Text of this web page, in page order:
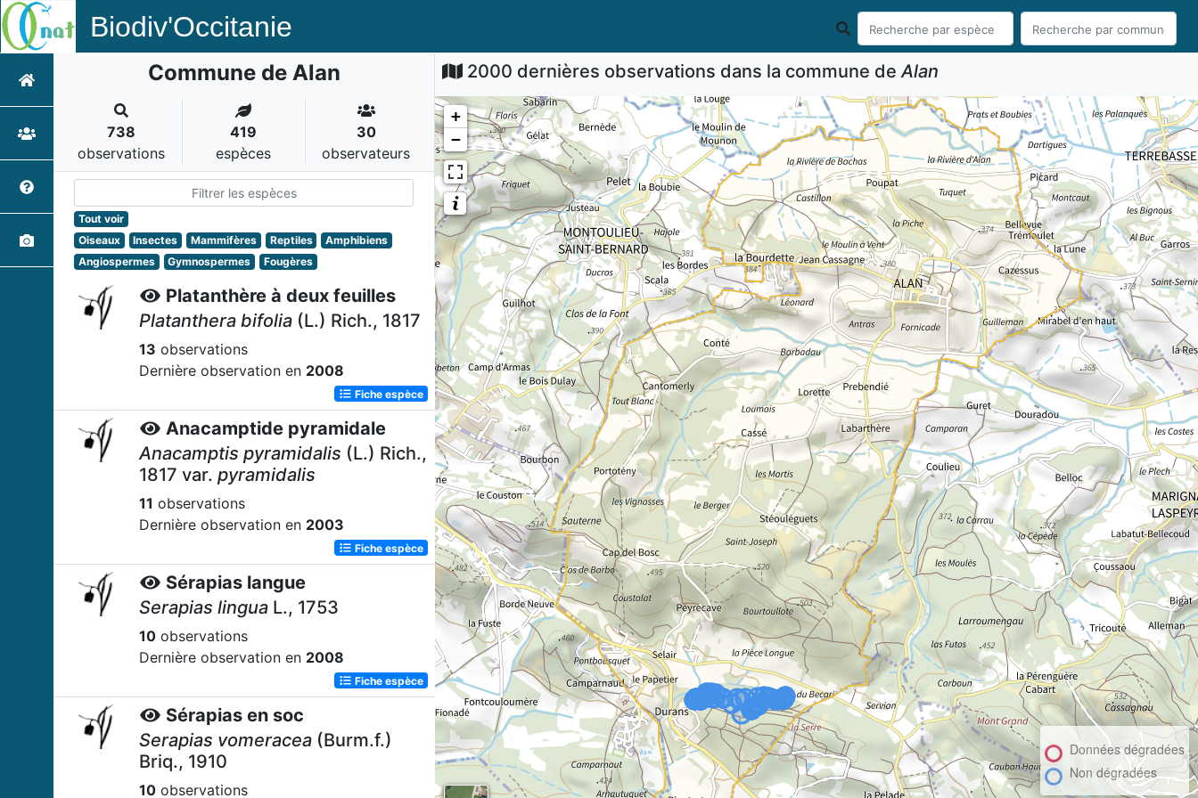
Biodiv'Occitanie
Commune de Alan
738
observations
419
espèces
30
observateurs
Tout voir
Oiseaux
Insectes Mammifères Reptiles
Amphibiens
Angiospermes
Gymnospermes Fougères
Platanthère à deux feuilles
Platanthera bifolia (L.) Rich., 1817
13 observations
Dernière observation en 2008
Fiche espèce
Anacamptide pyramidale
Anacamptis pyramidalis (L.) Rich.,
1817 var. pyramidalis
11 observations
Dernière observation en 2003
Fiche espèce
Sérapias langue
Serapias lingua L., 1753
10 observations
Dernière observation en 2008
Fiche espèce
Sérapias en soc
Serapias vomeracea (Burm.f.)
Briq., 1910
10 observations
2000 dernières observations dans la commune deAlan
+
−
Données dégradées
Non dégradées